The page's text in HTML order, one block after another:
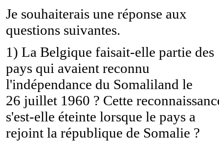
Je souhaiterais une réponse aux
questions suivantes.
1) La Belgique faisait-elle partie des
pays qui avaient reconnu
l'indépendance du Somaliland le
26 juillet 1960 ? Cette
s'est-elle éteinte lorsque le pays a
rejoint la république de Somalie ?